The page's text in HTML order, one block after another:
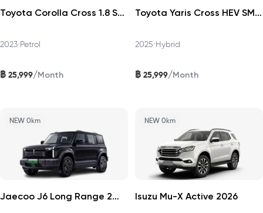
Toyota Corolla Cross 1.8 Sport Plus 2023
2023•Petrol
฿ 25,999/Month
Toyota Yaris Cross HEV SMART 2025
2025•Hybrid
฿ 25,999/Month
NEW 0km
Jaecoo J6 Long Range 2WD Pro 2026
NEW 0km
Isuzu Mu-X Active 2026